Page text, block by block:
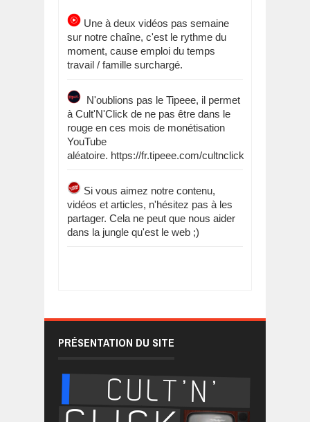
Une à deux vidéos pas semaine
sur notre chaîne, c'est le rythme du
moment, cause emploi du temps
travail / famille surchargé.
N'oublions pas le Tipeee, il permet
à Cult'N'Click de ne pas être dans le
rouge en ces mois de monétisation
YouTube
aléatoire. https://fr.tipeee.com/cultnclick
Si vous aimez notre contenu,
vidéos et articles, n'hésitez pas à les
partager. Cela ne peut que nous aider
dans la jungle qu'est le web ;)
PRÉSENTATION DU SITE